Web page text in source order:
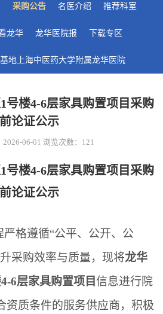
采购公告 名医介绍 推荐科室
龙华 龙华医院报 下载专区
地上海中医药大学附属龙华医院
号楼4-6层家具购置项目采购
前论证公示
2026-06-01 浏览次数： 121
号楼4-6层家具购置项目采购
前论证公示
严格遵循“公平、公开、公
采购效率与质量，现将龙华
6层家具购置项目信息进行院
资质条件的服务供应商，积极